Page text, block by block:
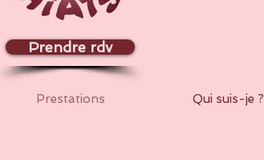
Prendre rdv
Prestations Qui suis-je ?